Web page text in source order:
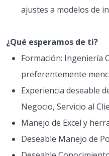
ajustes a modelos de
¿Qué esperamos de ti?
Formación: Ingeniería
preferentemente
Experiencia deseable
Negocio, Servicio al
Manejo de Excel y
Deseable Manejo de